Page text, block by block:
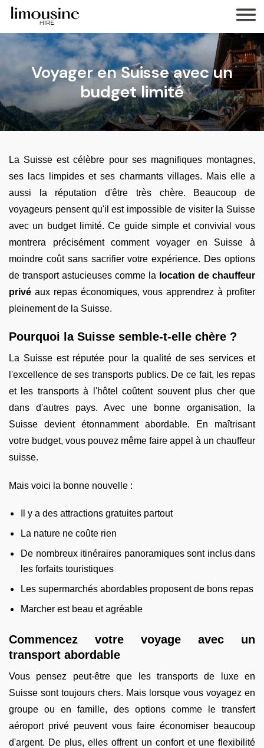
Voyager en Suisse avec un
budget limité
La Suisse est célèbre pour ses magnifiques montagnes,
ses lacs limpides et ses charmants villages. Mais elle a
aussi la réputation d'être très chère. Beaucoup de
voyageurs pensent qu'il est impossible de visiter la Suisse
avec un budget limité. Ce guide simple et convivial vous
montrera précisément comment voyager en Suisse à
moindre coût sans sacrifier votre expérience. Des options
de transport astucieuses comme la location de chauffeur
privé aux repas économiques, vous apprendrez à profiter
pleinement de la Suisse.
Pourquoi la Suisse semble-t-elle chère ?
La Suisse est réputée pour la qualité de ses services et
l'excellence de ses transports publics. De ce fait, les repas
et les transports à l'hôtel coûtent souvent plus cher que
dans d'autres pays. Avec une bonne organisation, la
Suisse devient étonnamment abordable. En maîtrisant
votre budget, vous pouvez même faire appel à un chauffeur
suisse.
Mais voici la bonne nouvelle :
Il y a des attractions gratuites partout
La nature ne coûte rien
De nombreux itinéraires panoramiques sont inclus dans
les forfaits touristiques
Les supermarchés abordables proposent de bons repas
Marcher est beau et agréable
Commencez votre voyage avec un
transport abordable
Vous pensez peut-être que les transports de luxe en
Suisse sont toujours chers. Mais lorsque vous voyagez en
groupe ou en famille, des options comme le transfert
aéroport privé peuvent vous faire économiser beaucoup
d'argent. De plus, elles offrent un confort et une flexibilité